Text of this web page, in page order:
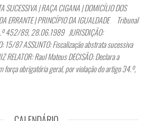
SUCESSIVA | RAÇA CIGANA | DOMICÍLIO DOS
ERRANTE | PRINCÍPIO DA IGUALDADE Tribunal
452/89, 28.06.1989 JURISDIÇÃO:
15/87 ASSUNTO: Fiscalização abstrata sucessiva
RELATOR: Raul Mateus DECISÃO: Declara a
força obrigatória geral, por violação do artigo 34.º,